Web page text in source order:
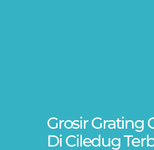
Grosir Grating
Di Ciledug